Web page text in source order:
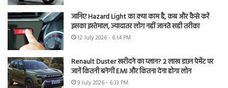
जानिए Hazard Light का क्या काम है, कब और कैसे करें
इसका इस्तेमाल, ज्यादातर लोग नहीं जानते सही तरीका
12 July 2026 - 6:14 PM
Renault Duster खरीदने का प्लान? 2 लाख डाउन पेमेंट पर
जानें कितनी बनेगी EMI और कितना देना होगा लोन
9 July 2026 - 6:33 PM